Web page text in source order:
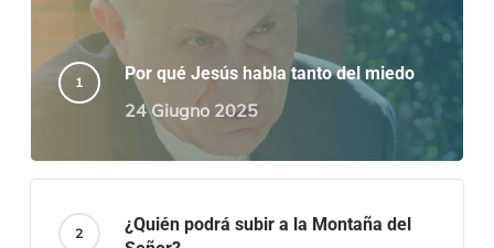
Por qué Jesús habla tanto del miedo
24 Giugno 2025
¿Quién podrá subir a la Montaña del